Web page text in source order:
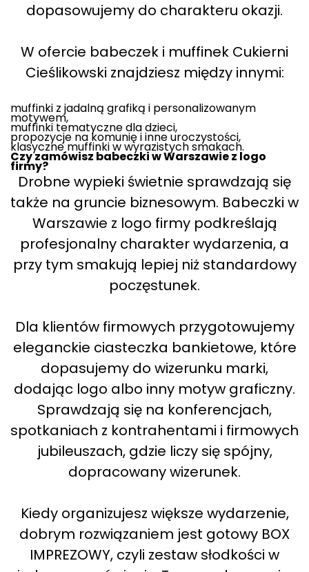
dopasowujemy do charakteru okazji.
W ofercie babeczek i muffinek Cukierni
Cieślikowski znajdziesz między innymi:
muffinki z jadalną grafiką i personalizowanym
motywem,
muffinki tematyczne dla dzieci,
propozycje na komunię i inne uroczystości,
klasyczne muffinki w wyrazistych smakach.
Czy zamówisz babeczki w Warszawie z logo
firmy?
Drobne wypieki świetnie sprawdzają się
także na gruncie biznesowym. Babeczki w
Warszawie z logo firmy podkreślają
profesjonalny charakter wydarzenia, a
przy tym smakują lepiej niż standardowy
poczęstunek.
Dla klientów firmowych przygotowujemy
eleganckie ciasteczka bankietowe, które
dopasujemy do wizerunku marki,
dodając logo albo inny motyw graficzny.
Sprawdzają się na konferencjach,
spotkaniach z kontrahentami i firmowych
jubileuszach, gdzie liczy się spójny,
dopracowany wizerunek.
Kiedy organizujesz większe wydarzenie,
dobrym rozwiązaniem jest gotowy BOX
IMPREZOWY, czyli zestaw słodkości w